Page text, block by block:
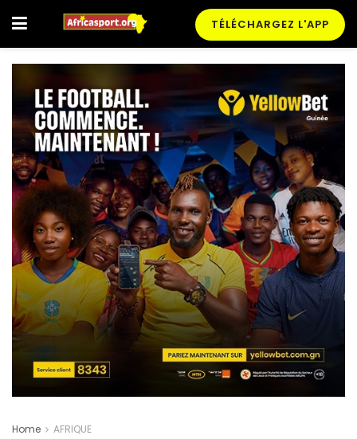
TÉLÉCHARGEZ L'APP
Home AFRIQUE